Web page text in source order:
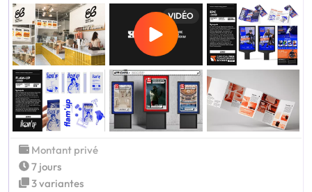
VIDÉO
Montant privé
7 jours
3 variantes